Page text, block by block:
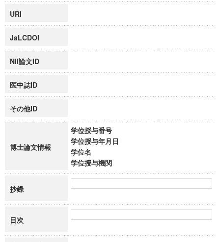
URI
JaLCDOI
NII論文ID
医中誌ID
その他ID
博士論文情報
学位授与番号
学位授与年月日
学位名
学位授与機関
抄録
目次